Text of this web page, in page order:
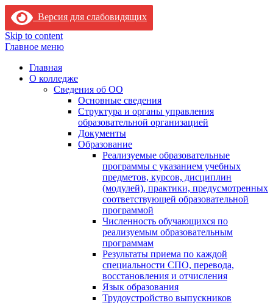
Версия для слабовидящих
Skip to content
Главное меню
Главная
О колледже
Сведения об ОО
Основные сведения
Структура и органы управления
образовательной организацией
Документы
Образование
Реализуемые образовательные
программы с указанием учебных
предметов, курсов, дисциплин
(модулей), практики, предусмотренных
соответствующей образовательной
программой
Численность обучающихся по
реализуемым образовательным
программам
Результаты приема по каждой
специальности СПО, перевода,
восстановления и отчисления
Язык образования
Трудоустройство выпускников